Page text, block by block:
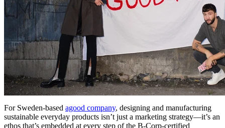
For Sweden-based agood company, designing and manufacturing
sustainable everyday products isn’t just a marketing strategy—it’s an
ethos that’s embedded at every step of the B-Corp-certified